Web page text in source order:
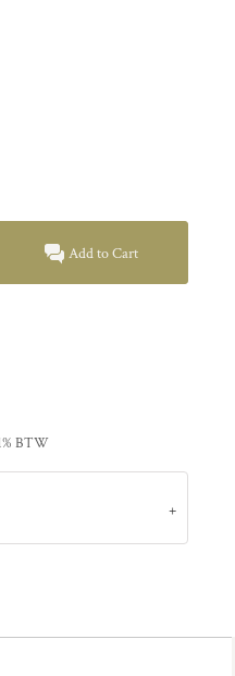
Add to Cart
BTW